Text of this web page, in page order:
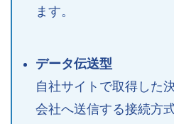
ます。
データ伝送型
自社サイトで取得した
会社へ送信する接続方